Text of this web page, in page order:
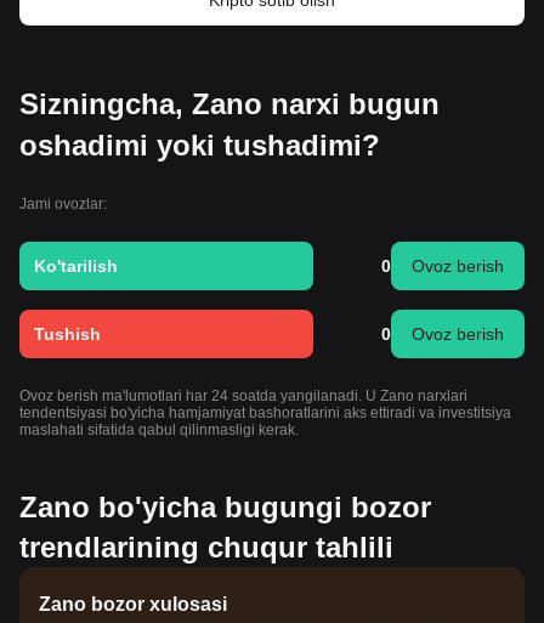
Sizningcha, Zano narxi bugun
oshadimi yoki tushadimi?
Jami ovozlar:
Ko'tarilish 0 Ovoz berish
Tushish 0 Ovoz berish
Ovoz berish ma'lumotlari har 24 soatda yangilanadi. U Zano narxlari
tendentsiyasi bo'yicha hamjamiyat bashoratlarini aks ettiradi va investitsiya
maslahati sifatida qabul qilinmasligi kerak.
Zano bo'yicha bugungi bozor
trendlarining chuqur tahlili
Zano bozor xulosasi